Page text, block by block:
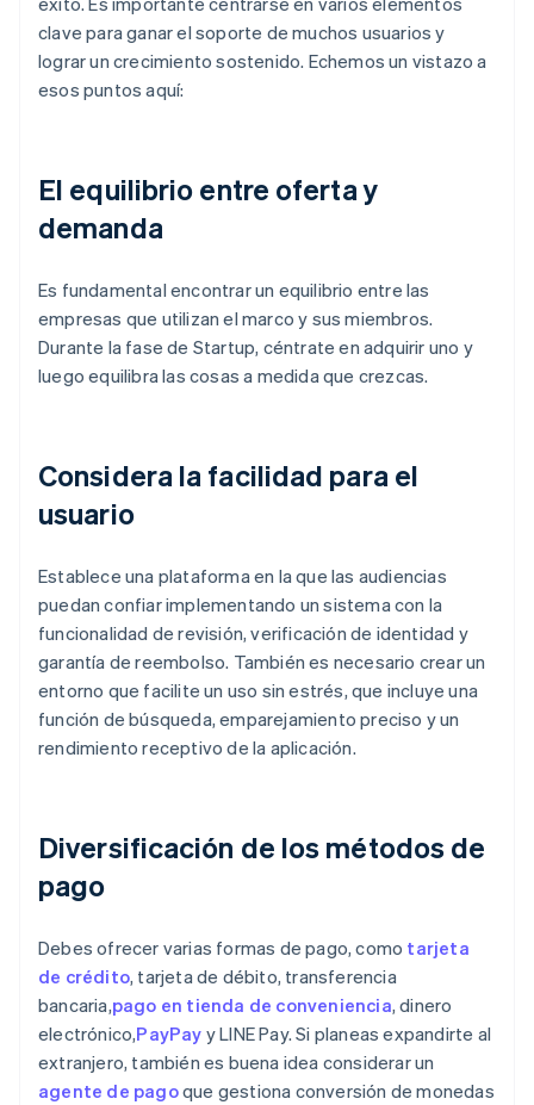
clave para ganar el soporte de muchos usuarios y
lograr un crecimiento sostenido. Echemos un vistazo a
esos puntos aquí:
El equilibrio entre oferta y
demanda
Es fundamental encontrar un equilibrio entre las
empresas que utilizan el marco y sus miembros.
Durante la fase de Startup, céntrate en adquirir uno y
luego equilibra las cosas a medida que crezcas.
Considera la facilidad para el
usuario
Establece una plataforma en la que las audiencias
puedan confiar implementando un sistema con la
funcionalidad de revisión, verificación de identidad y
garantía de reembolso. También es necesario crear un
entorno que facilite un uso sin estrés, que incluye una
función de búsqueda, emparejamiento preciso y un
rendimiento receptivo de la aplicación.
Diversificación de los métodos de
pago
Debes ofrecer varias formas de pago, como tarjeta
de crédito, tarjeta de débito, transferencia
bancaria,pago en tienda de conveniencia, dinero
electrónico,PayPay y LINE Pay. Si planeas expandirte al
extranjero, también es buena idea considerar un
agente de pagoque gestiona conversión de monedas